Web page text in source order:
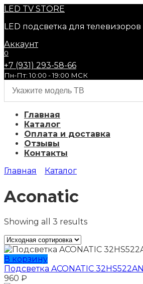
Перейти
содержанию
LED TV STORE
LED подсветка для телевизоров
Аккаунт
0
+7 (931) 293-58-66
Пн-Пт: 10:00 - 19:00 МСК
Главная
Каталог
Оплата и доставка
Отзывы
Контакты
Главная
Каталог
Aconatic
Showing all 3 results
В корзину
Подсветка ACONATIC 32HS522AN
960 ₽